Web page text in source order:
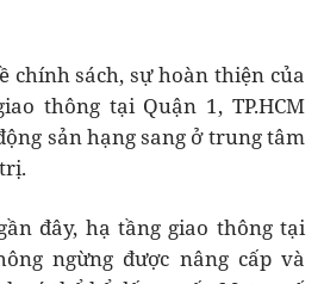
chính sách, sự hoàn thiện của
thông tại Quận 1, TP.HCM
sản hạng sang ở trung tâm
đây, hạ tầng giao thông tại
ngừng được nâng cấp và